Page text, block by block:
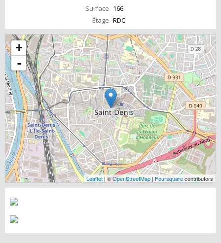
Surface 166
Étage RDC
+
-
Leaflet | ©OpenStreetMap | Foursquarecontributors